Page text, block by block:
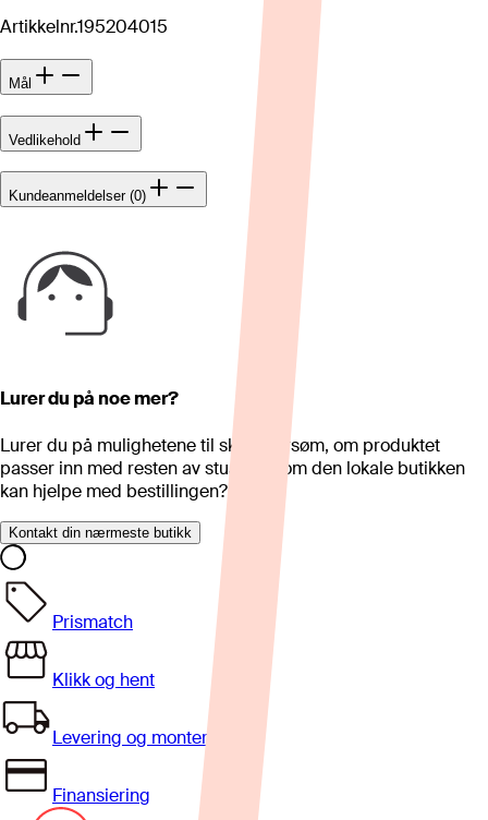
Artikkelnr.195204015
Mål
Vedlikehold
Kundeanmeldelser (0)
Lurer du på noe mer?
Lurer du på mulighetene til skreddersøm, om produktet
passer inn med resten av stua eller om den lokale butikken
kan hjelpe med bestillingen?
Kontakt din nærmeste butikk
Prismatch
Klikk og hent
Levering og montering
Finansiering